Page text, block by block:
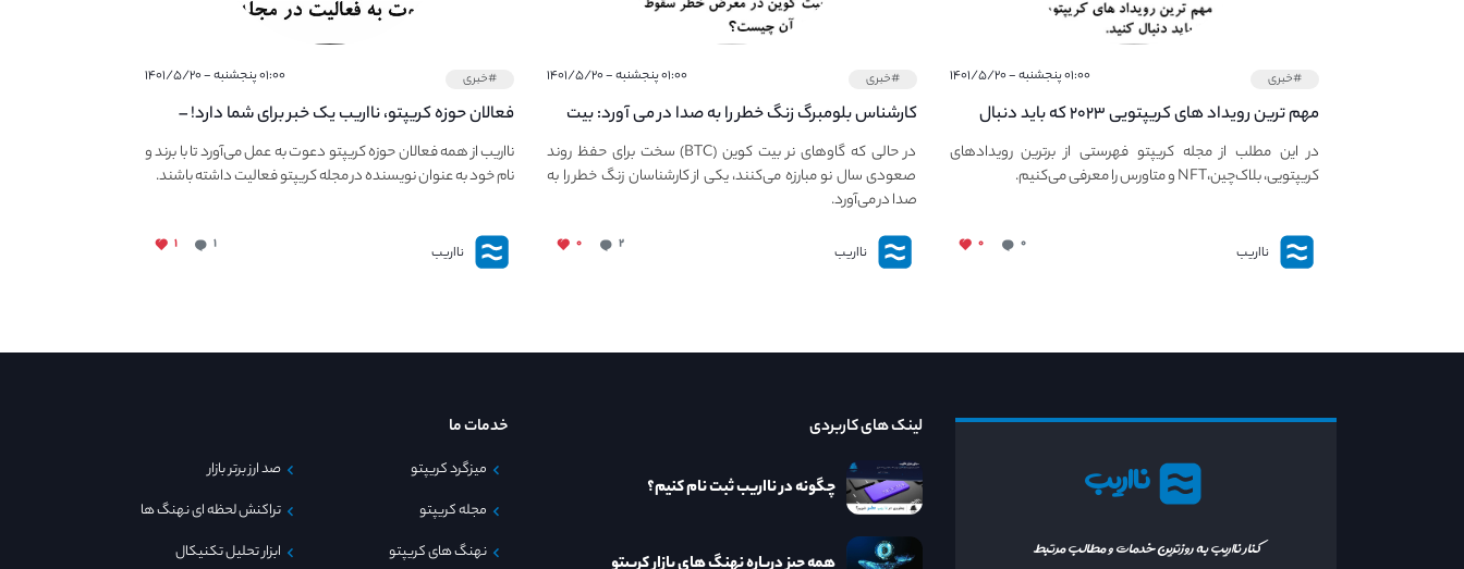
#خبری ۰۱:۰۰ پنجشنبه - ۱۴۰۱/۵/۲۰
مهم ترین رویداد های کریپتویی ۲۰۲۳ که باید دنبال
کنید – معرفی بهترین رویداد های جهانی
در این مطلب از مجله کریپتو فهرستی از برترین رویدادهای
کریپتویی، بلاک‌چین،NFT و متاورس را معرفی می‌کنیم.
نااریب ۰ ۰
#خبری ۰۱:۰۰ پنجشنبه - ۱۴۰۱/۵/۲۰
کارشناس بلومبرگ زنگ خطر را به صدا در می آورد: بیت
کوین در معرض خطر سقوط بزرگ است - دلیل آن
چیست؟
در حالی که گاوهای نر بیت کوین (BTC) سخت برای حفظ روند
صعودی سال نو مبارزه می‌کنند، یکی از کارشناسان زنگ خطر را به
صدا در می‌آورد.
نااریب ۲ ۰
#خبری ۰۱:۰۰ پنجشنبه - ۱۴۰۱/۵/۲۰
فعالان حوزه کریپتو، نااریب یک خبر برای شما دارد! –
دعوت به فعالیت در مجله کریپتو
نااریب از همه فعالان حوزه کریپتو دعوت به عمل می‌آورد تا با برند و
نام خود به عنوان نویسنده در مجله کریپتو فعالیت داشته باشند.
نااریب ۱ ۱
نااریب
کنار نااریب به روزترین خدمات و مطالب مرتبط
لینک های کاربردی
چگونه در نااریب ثبت نام کنیم؟
خدمات ما
میزگرد کریپتو
مجله کریپتو
نهنگ های کریپتو
صد ارز برتر بازار
تراکنش لحظه ای نهنگ ها
ابزار تحلیل تکنیکال